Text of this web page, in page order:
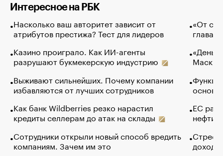
Интересное на РБК
Насколько ваш авторитет зависит от
атрибутов престижа? Тест для лидеров
Казино проиграло. Как ИИ-агенты
разрушают букмекерскую индустрию
Выживают сильнейших. Почему компании
избавляются от лучших сотрудников
Как банк Wildberries резко нарастил
кредиты селлерам до атак на склады
Сотрудники открыли новый способ вредить
компаниям. Зачем им это
«От
глава
Маск в
основ
ЕС
нефти